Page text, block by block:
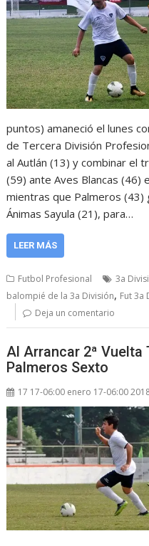
puntos) amaneció el lunes
de Tercera División
al Autlán (13) y combinar el
(59) ante Aves Blancas (46)
mientras que Palmeros (43)
Ánimas Sayula (21), para…
LEER MÁS
Futbol Profesional 3a
balompié de la 3a División, Fut 3a
Deja un comentario
Al Arrancar 2ª Vuelta
Palmeros Sexto
17 17-06:00 enero 17-06:00